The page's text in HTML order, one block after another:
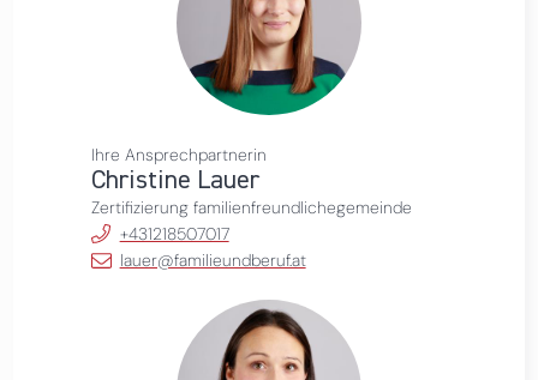
Ihre Ansprechpartnerin
Christine Lauer
Zertifizierung familienfreundlichegemeinde
+431218507017
lauer@familieundberuf.at